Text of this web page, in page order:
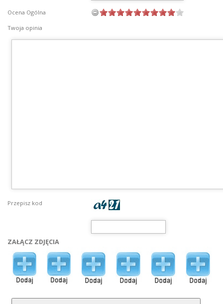
Ocena Ogólna
Twoja opinia
Przepisz kod
ZAŁĄCZ ZDJĘCIA